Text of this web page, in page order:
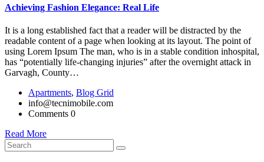
Achieving Fashion Elegance: Real Life
It is a long established fact that a reader will be distracted by the
readable content of a page when looking at its layout. The point of
using Lorem Ipsum The man, who is in a stable condition inhospital,
has “potentially life-changing injuries” after the overnight attack in
Garvagh, County…
Apartments, Blog Grid
info@tecnimobile.com
Comments 0
Read More